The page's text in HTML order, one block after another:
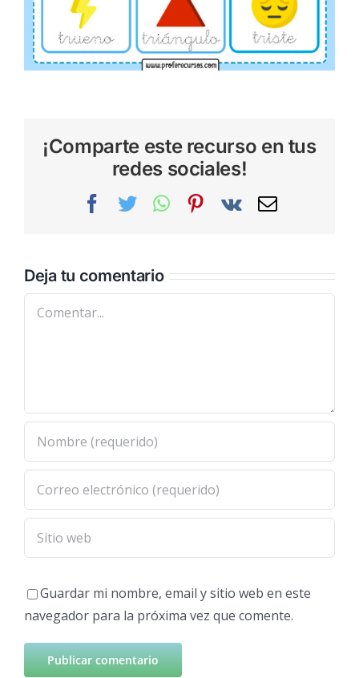
¡Comparte este recurso en tus
redes sociales!
Facebook
TwitterWhatsAppPinterest
Vk
Correo
Deja tu comentario
Comentar
Guardar mi nombre, email y sitio web en este
navegador para la próxima vez que comente.